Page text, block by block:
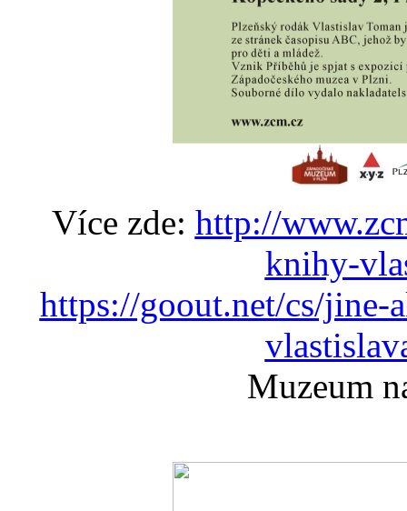
Více zde: http://
knihy-
https://goout.net/cs/jine-
Muzeum